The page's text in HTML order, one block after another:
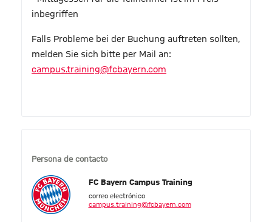
inbegriffen
Falls Probleme bei der Buchung auftreten sollten,
melden Sie sich bitte per Mail an:
campus.training@fcbayern.com
Persona de contacto
FC Bayern Campus Training
correo electrónico
campus.training@fcbayern.com